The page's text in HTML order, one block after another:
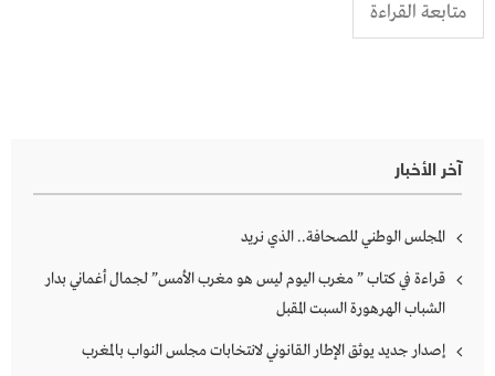
متابعة القراءة
آخر الأخبار
المجلس الوطني للصحافة.. الذي نريد
قراءة في كتاب ” مغرب اليوم ليس هو مغرب الأمس” لجمال أغماني بدار
الشباب الهرهورة السبت المقبل
إصدار جديد يوثق الإطار القانوني لانتخابات مجلس النواب بالمغرب